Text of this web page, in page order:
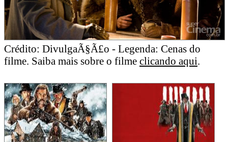
Crédito: DivulgaÃ§Ã£o - Legenda: Cenas do
filme. Saiba mais sobre o filme clicando aqui.